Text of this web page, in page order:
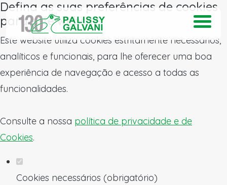
Defina as suas preferências de cookies
para este website.
Este website utiliza cookies estritamente necessários,
analíticos e funcionais, para lhe oferecer uma boa
experiência de navegação e acesso a todas as
funcionalidades.
Consulte a nossa política de privacidade e de
Cookies.
Cookies necessários (obrigatório)